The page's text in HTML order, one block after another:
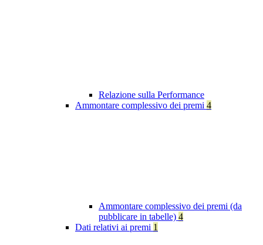
Relazione sulla Performance
Ammontare complessivo dei premi 4
Ammontare complessivo dei premi (da
pubblicare in tabelle) 4
Dati relativi ai premi 1